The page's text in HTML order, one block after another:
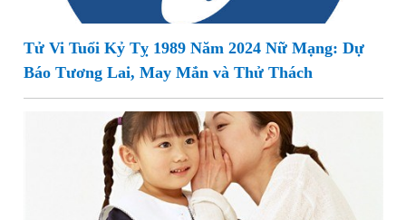
Tử Vi Tuổi Kỷ Tỵ 1989 Năm 2024 Nữ Mạng: Dự
Báo Tương Lai, May Mắn và Thử Thách